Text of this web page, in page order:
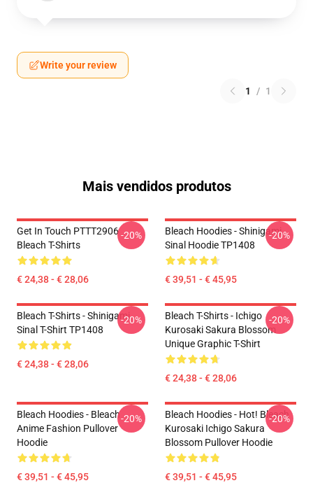
Write your review
1 / 1
Mais vendidos produtos
Get In Touch PTTT2906
Bleach T-Shirts
€ 24,38 - € 28,06
-20%
Bleach Hoodies - Shinigami
Sinal Hoodie TP1408
€ 39,51 - € 45,95
-20%
Bleach T-Shirts - Shinigami
Sinal T-Shirt TP1408
€ 24,38 - € 28,06
-20%
Bleach T-Shirts - Ichigo
Kurosaki Sakura Blossom
Unique Graphic T-Shirt
€ 24,38 - € 28,06
-20%
Bleach Hoodies - Bleach
Anime Fashion Pullover
Hoodie
€ 39,51 - € 45,95
-20%
Bleach Hoodies - Hot! Bleach
Kurosaki Ichigo Sakura
Blossom Pullover Hoodie
€ 39,51 - € 45,95
-20%